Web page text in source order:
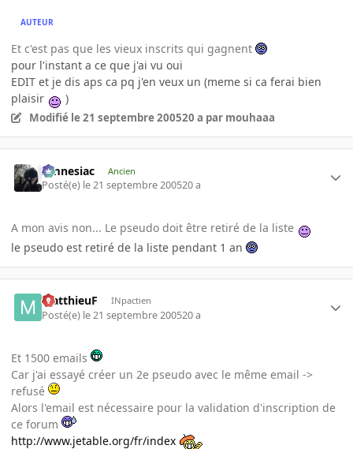
AUTEUR
Et c'est pas que les vieux inscrits qui gagnent
pour l'instant a ce que j'ai vu oui
EDIT et je dis aps ca pq j'en veux un (meme si ca ferai bien
plaisir
)
Modifié le 21 septembre 200520 a par mouhaaa
Amnesiac Ancien
Posté(e) le 21 septembre 200520 a
A mon avis non... Le pseudo doit être retiré de la liste
le pseudo est retiré de la liste pendant 1 an
MatthieuF INpactien
Posté(e) le 21 septembre 200520 a
Et 1500 emails
Car j'ai essayé créer un 2e pseudo avec le même email ->
refusé
Alors l'email est nécessaire pour la validation d'inscription de
ce forum
http://www.jetable.org/fr/index